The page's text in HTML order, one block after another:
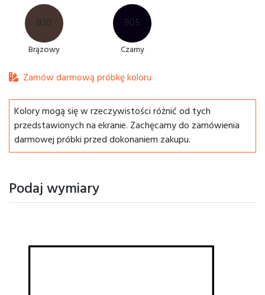
830
Brązowy
905
Czarny
Zamów darmową próbkę koloru
Kolory mogą się w rzeczywistości różnić od tych
przedstawionych na ekranie. Zachęcamy do zamówienia
darmowej próbki przed dokonaniem zakupu.
Podaj wymiary